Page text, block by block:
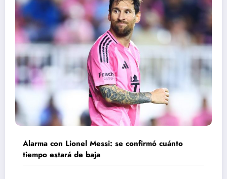
Alarma con Lionel Messi: se confirmó cuánto
tiempo estará de baja